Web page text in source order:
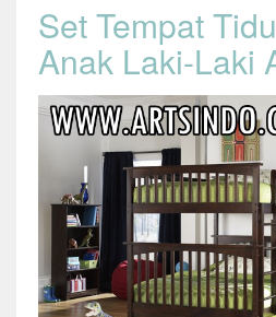
Set Tempat
Anak Laki-Laki